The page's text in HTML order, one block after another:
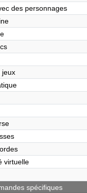
des personnages
jeux
virtuelle
spécifiques